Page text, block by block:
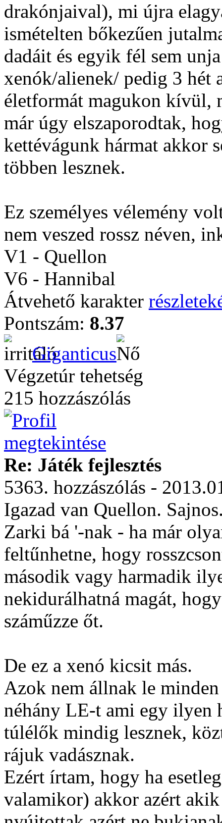
drakónjaival), mi újra
ismételten bőkezűen
dadáit és egyik fél sem
xenók/alienek/ pedig 3 hét
életformát magukon kívül,
már úgy elszaporodtak,
kettévágunk hármat akkor
többen lesznek.
Ez személyes vélemény
nem veszed rossz néven,
V1 - Quellon
V6 - Hannibal
Átvehető karakter
Pontszám: 8.37
Giganticus
Végzetúr tehetség
215 hozzászólás
Re: Játék fejlesztés
5363. hozzászólás -
Igazad van Quellon.
Zarki bá '-nak - ha már
feltűnhetne, hogy
második vagy harmadik
nekidurálhatná magát,
száműzze őt.
De ez a xenó kicsit más.
Azok nem állnak le
néhány LE-t ami egy ilyen
túlélők mindig lesznek,
rájuk vadásznak.
Ezért írtam, hogy ha
valamikor) akkor azért